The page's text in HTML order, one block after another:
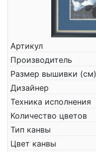
Артикул
Производитель
Размер вышивки (см)
Дизайнер
Техника исполнения
Количество цветов
Тип канвы
Цвет канвы